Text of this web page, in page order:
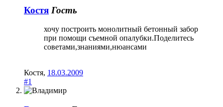
Костя Гость
хочу построить монолитный бетонный забор
при помощи съемной опалубки.Поделитесь
советами,знаниями,нюансами
Костя, 18.03.2009
#1